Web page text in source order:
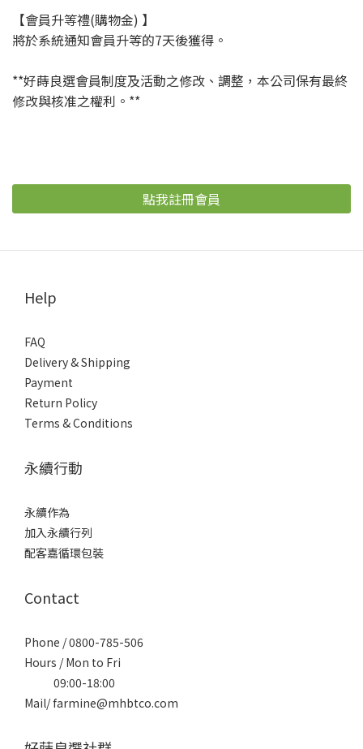
【會員升等禮(購物金) 】
將於系統通知會員升等的7天後獲得。
**好蒔良選會員制度及活動之修改、調整，本公司保有最終
修改與核准之權利。**
點我註冊會員
Help
FAQ
Delivery & Shipping
Payment
Return Policy
Terms & Conditions
永續行動
永續作為
加入永續行列
配客嘉循環包裝
Contact
Phone / 0800-785-506
Hours / Mon to Fri
09:00-18:00
Mail/ farmine@mhbtco.com